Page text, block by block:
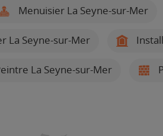
Menuisier La Seyne-sur-Mer
La Seyne-sur-Mer
La Seyne-sur-Mer